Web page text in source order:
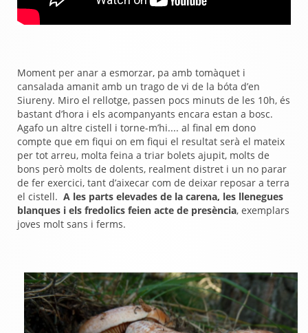
Moment per anar a esmorzar, pa amb tomàquet i
cansalada amanit amb un trago de vi de la bóta d’en
Siureny. Miro el rellotge, passen pocs minuts de les 10h, és
bastant d’hora i els acompanyants encara estan a bosc.
Agafo un altre cistell i torne-m’hi.... al final em dono
compte que em fiqui on em fiqui el resultat serà el mateix
per tot arreu, molta feina a triar bolets ajupit, molts de
bons però molts de dolents, realment distret i un no parar
de fer exercici, tant d’aixecar com de deixar reposar a terra
el cistell. A les parts elevades de la carena, les llenegues
blanques i els fredolics feien acte de presència, exemplars
joves molt sans i ferms.